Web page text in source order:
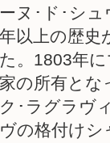
ーヌ･ド･シ
年以上の歴史
た。1803年
家の所有とな
ク･ラグラヴ
ヴの格付け